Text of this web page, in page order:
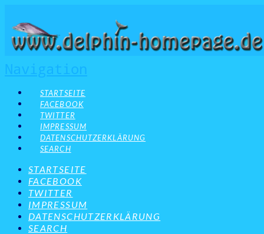
STARTSEITE
FACEBOOK
TWITTER
IMPRESSUM
DATENSCHUTZERKLÄRUNG
SEARCH
STARTSEITE
FACEBOOK
TWITTER
IMPRESSUM
DATENSCHUTZERKLÄRUNG
SEARCH